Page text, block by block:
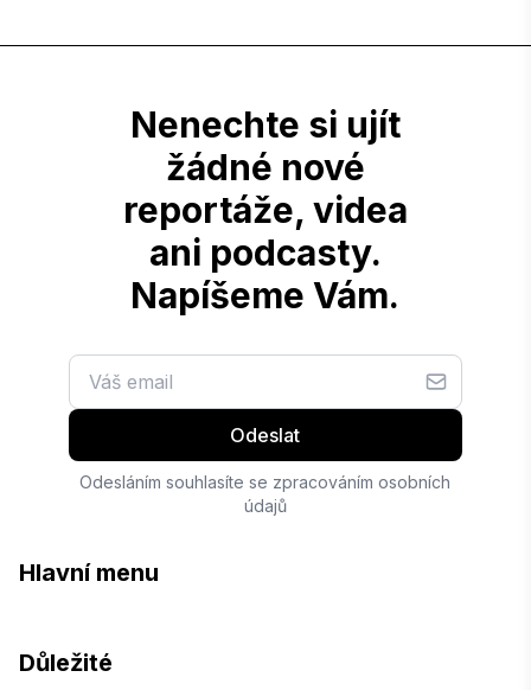
Nenechte si ujít
žádné nové
reportáže, videa
ani podcasty.
Napíšeme Vám.
Odeslat
Odesláním souhlasíte se zpracováním osobních
údajů
Hlavní menu
Důležité